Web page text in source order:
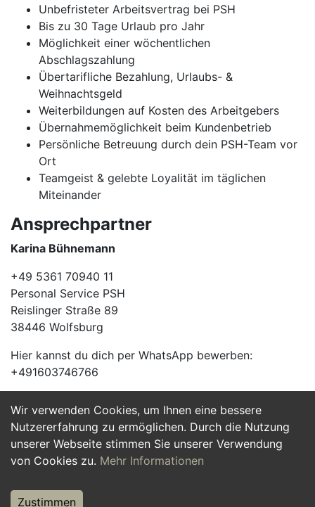
Wir verwenden Cookies, um Ihnen eine bessere
Nutzererfahrung zu ermöglichen. Durch die Nutzung
unserer Webseite stimmen Sie unserer Verwendung
von Cookies zu. Mehr Informationen
Zustimmen
Unbefristeter Arbeitsvertrag bei PSH
Bis zu 30 Tage Urlaub pro Jahr
Möglichkeit einer wöchentlichen
Abschlagszahlung
Übertarifliche Bezahlung, Urlaubs- &
Weihnachtsgeld
Weiterbildungen auf Kosten des Arbeitgebers
Übernahmemöglichkeit beim Kundenbetrieb
Persönliche Betreuung durch dein PSH-Team vor
Ort
Teamgeist & gelebte Loyalität im täglichen
Miteinander
Ansprechpartner
Karina Bühnemann
+49 5361 70940 11
Personal Service PSH
Reislinger Straße 89
38446 Wolfsburg
Hier kannst du dich per WhatsApp bewerben:
+491603746766
Jetzt Bewerben